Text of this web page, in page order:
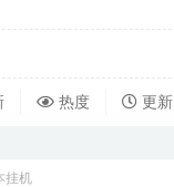
热度 更新
挂机